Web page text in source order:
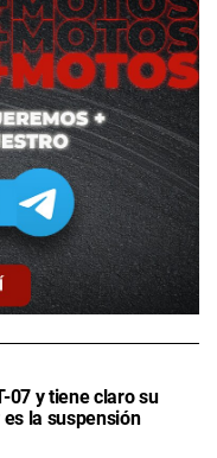
07 y tiene claro su
la suspensión